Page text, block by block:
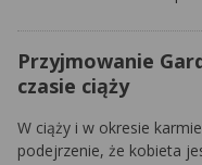
Przyjmowanie
czasie ciąży
W ciąży i w okresie
podejrzenie, że kobieta